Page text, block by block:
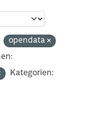
opendata
Kategorien: